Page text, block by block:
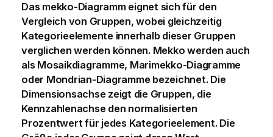
Das mekko-Diagramm eignet sich für den
Vergleich von Gruppen, wobei gleichzeitig
Kategorieelemente innerhalb dieser Gruppen
verglichen werden können. Mekko werden auch
als Mosaikdiagramme, Marimekko-Diagramme
oder Mondrian-Diagramme bezeichnet. Die
Dimensionsachse zeigt die Gruppen, die
Kennzahlenachse den normalisierten
Prozentwert für jedes Kategorieelement. Die